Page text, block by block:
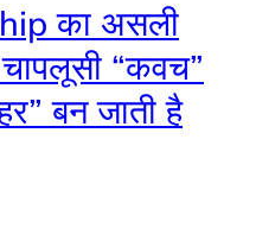
का असली
“कवच”
बन जाती है